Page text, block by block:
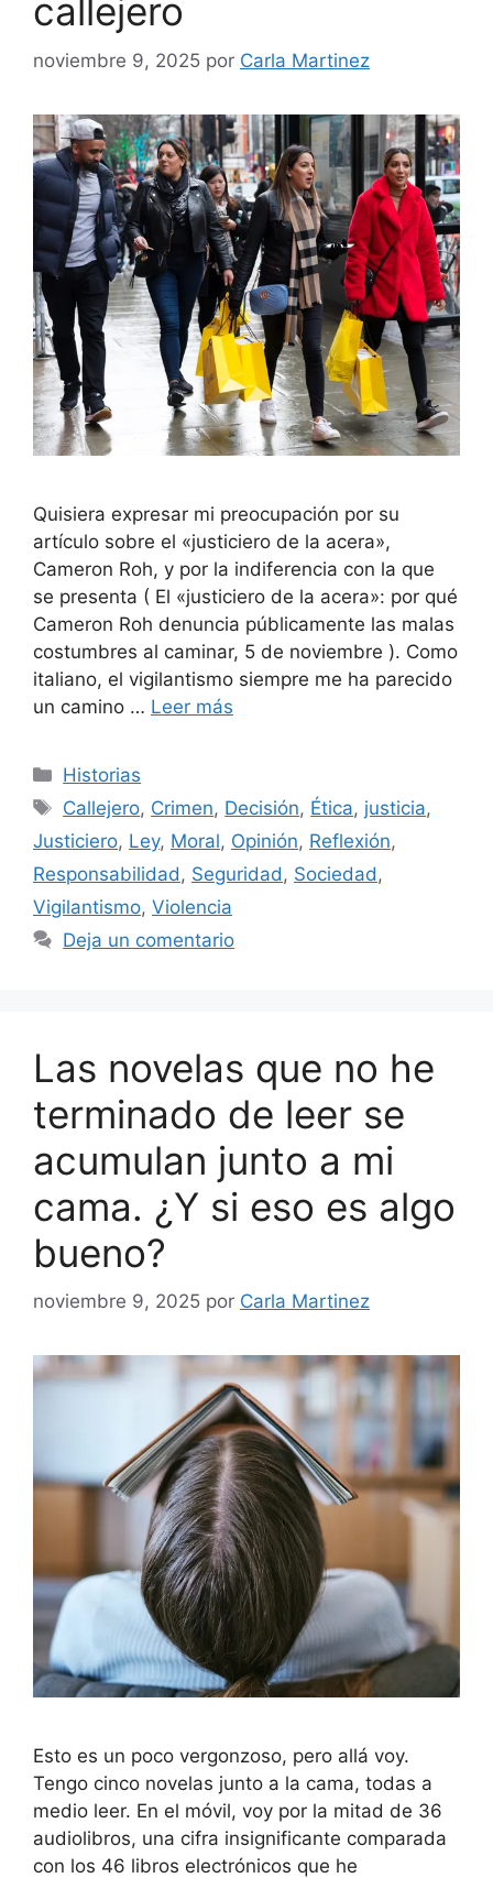
callejero
noviembre 9, 2025 por Carla Martinez
Quisiera expresar mi preocupación por su
artículo sobre el «justiciero de la acera»,
Cameron Roh, y por la indiferencia con la que
se presenta ( El «justiciero de la acera»: por qué
Cameron Roh denuncia públicamente las malas
costumbres al caminar, 5 de noviembre ). Como
italiano, el vigilantismo siempre me ha parecido
un camino … Leer más
Categorías
Historias
Etiquetas
Callejero, Crimen, Decisión, Ética, justicia,
Justiciero, Ley, Moral, Opinión, Reflexión,
Responsabilidad , Seguridad , Sociedad ,
Vigilantismo, Violencia
Deja un comentario
Las novelas que no he
terminado de leer se
acumulan junto a mi
cama. ¿Y si eso es algo
bueno?
noviembre 9, 2025 por Carla Martinez
Esto es un poco vergonzoso, pero allá voy.
Tengo cinco novelas junto a la cama, todas a
medio leer. En el móvil, voy por la mitad de 36
audiolibros, una cifra insignificante comparada
con los 46 libros electrónicos que he